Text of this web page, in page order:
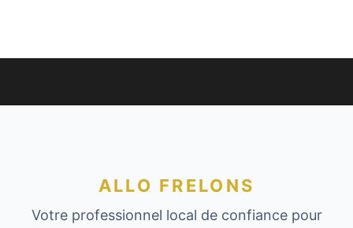
ALLO FRELONS
Votre professionnel local de confiance pour